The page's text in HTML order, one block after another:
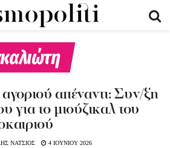
απέναντι: Συν/ξη
για το μιούζικαλ του
ΝΑΤΣΙΟΣ 4 ΙΟΥΝΙΟΥ 2026